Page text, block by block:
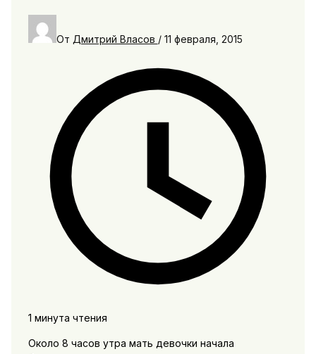
От Дмитрий Власов / 11 февраля, 2015
1 минута чтения
Около 8 часов утра мать девочки начала